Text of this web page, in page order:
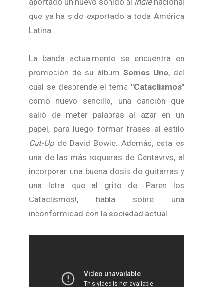
aportado un nuevo sonido al indie nacional
que ya ha sido exportado a toda América
Latina.
La banda actualmente se encuentra en
promoción de su álbum Somos Uno, del
cual se desprende el tema "Cataclismos"
como nuevo sencillo, una canción que
salió de meter palabras al azar en un
papel, para luego formar frases al estilo
Cut-Up de David Bowie. Además, esta es
una de las más roqueras de Centavrvs, al
incorporar una buena dosis de guitarras y
una letra que al grito de ¡Paren los
Cataclismos!, habla sobre una
inconformidad con la sociedad actual.